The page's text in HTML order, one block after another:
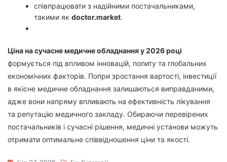
співпрацювати з надійними постачальниками,
такими якdoctor.market.
Ціна на сучасне медичне обладнання у 2026 році
формується під впливом інновацій, попиту та глобальних
економічних факторів. Попри зростання вартості, інвестиції
в якісне медичне обладнання залишаються виправданими,
адже вони напряму впливають на ефективність лікування
та репутацію медичного закладу. Обираючи перевірених
постачальників і сучасні рішення, медичні установи можуть
отримати оптимальне співвідношення ціни та якості.